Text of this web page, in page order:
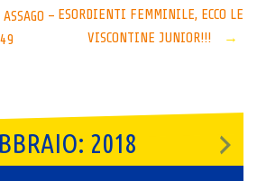
– ESORDIENTI FEMMINILE, ECCO LE
VISCONTINE JUNIOR!!!
→
2018